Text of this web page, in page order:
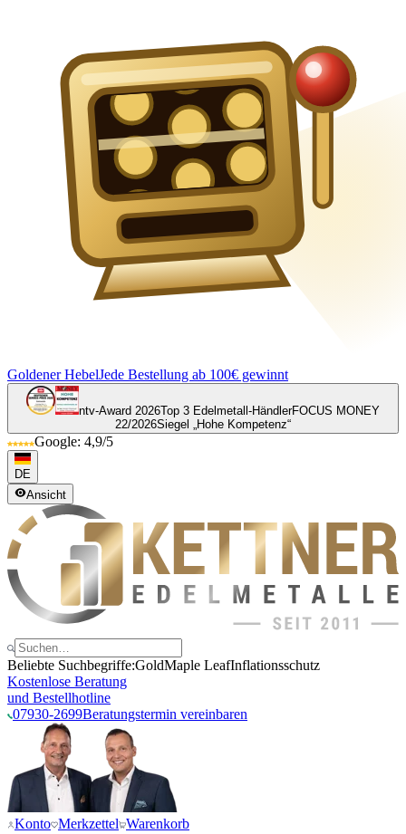
Goldener HebelJede Bestellung ab 100€ gewinnt
ntv-Award 2026Top 3 Edelmetall-HändlerFOCUS MONEY
22/2026Siegel „Hohe Kompetenz“
Google: 4,9/5
DE
Ansicht
Beliebte Suchbegriffe:GoldMaple LeafInflationsschutz
Kostenlose Beratung
und Bestellhotline
07930-2699Beratungstermin vereinbaren
Konto Merkzettel Warenkorb